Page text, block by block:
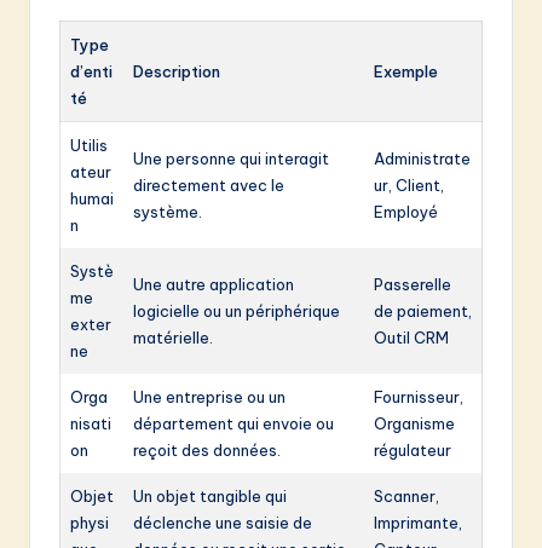
Type
d’enti
té
Description Exemple
Utilis
ateur
humai
n
Une personne qui interagit
directement avec le
système.
Administrate
ur, Client,
Employé
Systè
me
exter
ne
Une autre application
logicielle ou un périphérique
matérielle.
Passerelle
de paiement,
Outil CRM
Orga
nisati
on
Une entreprise ou un
département qui envoie ou
reçoit des données.
Fournisseur,
Organisme
régulateur
Objet
physi
Un objet tangible qui
déclenche une saisie de
Scanner,
Imprimante,